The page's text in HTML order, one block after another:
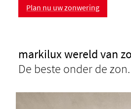
Plan nu uw zonwering
markilux wereld van
De beste onder de zon.